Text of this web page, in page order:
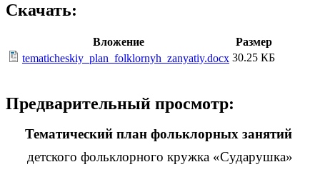
Скачать:
Вложение
Размер
tematicheskiy_plan_folklornyh_zanyatiy.docx 30.25 КБ
Предварительный просмотр:
Тематический план фольклорных занятий
детского фольклорного кружка «Сударушка»